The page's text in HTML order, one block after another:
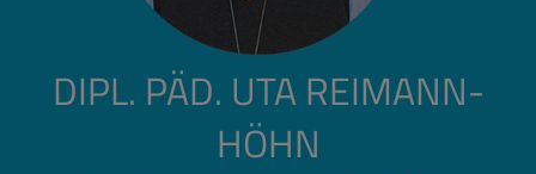
DIPL. PÄD. UTA REIMANN-
HÖHN